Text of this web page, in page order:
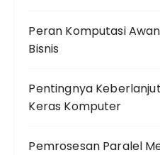
Peran Komputasi
Bisnis
Pentingnya
Keras Komputer
Pemrosesan Paralel